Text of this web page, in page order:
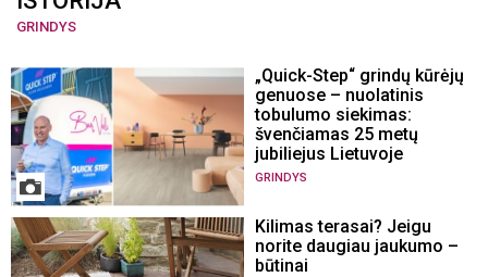
GRINDYS
„Quick-Step“ grindų kūrėjų
genuose – nuolatinis
tobulumo siekimas:
švenčiamas 25 metų
jubiliejus Lietuvoje
GRINDYS
Kilimas terasai? Jeigu
norite daugiau jaukumo –
būtinai